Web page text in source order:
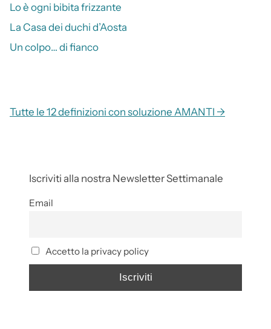
Lo è ogni bibita frizzante
La Casa dei duchi d’Aosta
Un colpo… di fianco
Tutte le 12 definizioni con soluzione AMANTI →
Iscriviti alla nostra Newsletter Settimanale
Email
Accetto la privacy policy